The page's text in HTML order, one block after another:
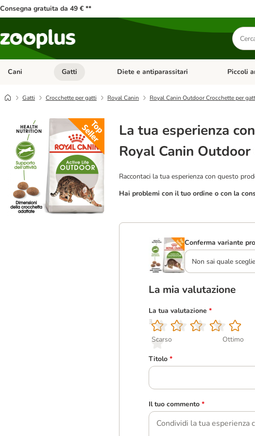
Consegna gratuita da 49 € **
Cerca
Cani Apri Menu Categoria: Cani
Gatti Apri Menu Categoria: Gatti
Diete e antiparassitari Apri Menu
Piccoli
Gatti Crocchette per gatti Royal Canin Royal Canin Outdoor Crocchette per
La tua esperienza con
Royal Canin
Raccontaci la tua esperienza con questo
Hai problemi con il tuo ordine o con la
Conferma variante
Non sai quale
La mia valutazione
La tua valutazione *
1
Scarso
2
3
4
5
Ottimo
Titolo *
Il tuo commento *